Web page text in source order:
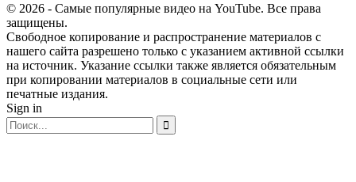
© 2026 - Самые популярные видео на YouTube. Все права
защищены.
Свободное копирование и распространение материалов с
нашего сайта разрешено только с указанием активной ссылки
на источник. Указание ссылки также является обязательным
при копировании материалов в социальные сети или
печатные издания.
Sign in